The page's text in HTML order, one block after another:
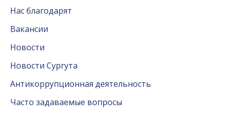
Нас благодарят
Вакансии
Новости
Новости Сургута
Антикоррупционная деятельность
Часто задаваемые вопросы